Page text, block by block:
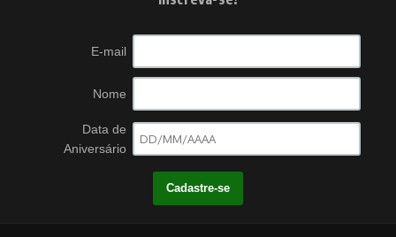
E-mail
Nome
Data de
Aniversário